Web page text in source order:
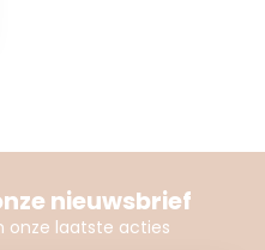
nieuwsbrief
onze laatste acties